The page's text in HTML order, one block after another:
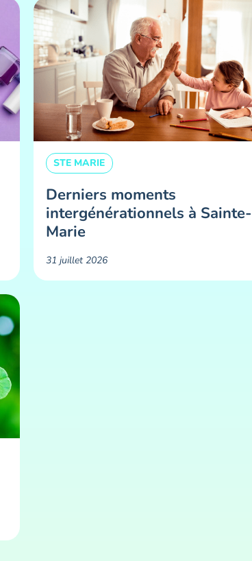
STE MARIE
Derniers moments
intergénérationnels à Sainte-
Marie
31 juillet 2026